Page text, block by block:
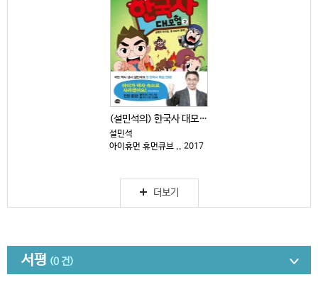
(설민석의) 한국사 대모험 : 설쌤의 라이벌, 황 대감...
설민석
아이휴먼 휴먼큐브 ,, 2017
더보기
서평 (0 건)